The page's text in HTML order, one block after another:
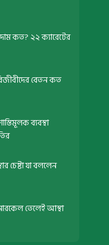
কত? ২২ ক্যারেটের
বেতন কত
ব্যবস্থা
চেষ্টা যা বললেন
তেলেই আস্থা